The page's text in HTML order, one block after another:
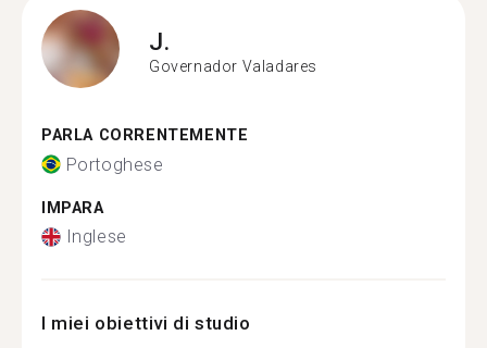
J.
Governador Valadares
PARLA CORRENTEMENTE
Portoghese
IMPARA
Inglese
I miei obiettivi di studio